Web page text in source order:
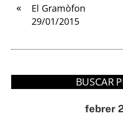
«
El Gramòfon
29/01/2015
BUSCAR
febrer